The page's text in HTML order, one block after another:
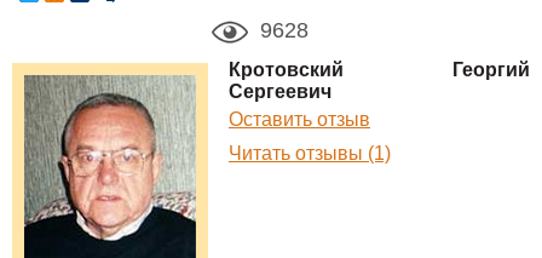
9628
Кротовский Георгий
Сергеевич
Оставить отзыв
Читать отзывы (1)